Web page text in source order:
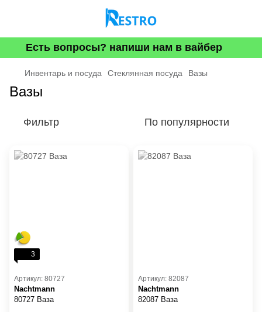
Есть вопросы? напиши нам в вайбер
Инвентарь и посуда Стеклянная посуда Вазы
Вазы
Фильтр По популярности
3
Артикул: 80727
Nachtmann
80727 Ваза
Артикул: 82087
Nachtmann
82087 Ваза